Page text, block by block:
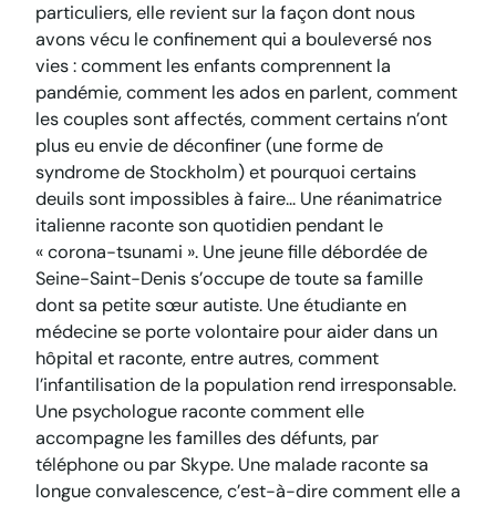
particuliers, elle revient sur la façon dont nous
avons vécu le confinement qui a bouleversé nos
vies : comment les enfants comprennent la
pandémie, comment les ados en parlent, comment
les couples sont affectés, comment certains n’ont
plus eu envie de déconfiner (une forme de
syndrome de Stockholm) et pourquoi certains
deuils sont impossibles à faire… Une réanimatrice
italienne raconte son quotidien pendant le
« corona-tsunami ». Une jeune fille débordée de
Seine-Saint-Denis s’occupe de toute sa famille
dont sa petite sœur autiste. Une étudiante en
médecine se porte volontaire pour aider dans un
hôpital et raconte, entre autres, comment
l’infantilisation de la population rend irresponsable.
Une psychologue raconte comment elle
accompagne les familles des défunts, par
téléphone ou par Skype. Une malade raconte sa
longue convalescence, c’est-à-dire comment elle a